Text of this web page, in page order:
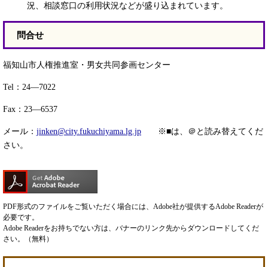
況、相談窓口の利用状況などが盛り込まれています。
問合せ
福知山市人権推進室・男女共同参画センター
Tel：24―7022
Fax：23―6537
メール： jinken@city.fukuchiyama.lg.jp ※■は、＠と読み替えてくだ
さい。​
PDF形式のファイルをご覧いただく場合には、Adobe社が提供するAdobe Readerが
必要です。
Adobe Readerをお持ちでない方は、バナーのリンク先からダウンロードしてくだ
さい。（無料）